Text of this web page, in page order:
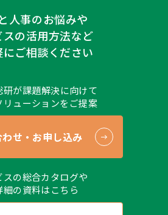
人事のお悩みや
スの活用方法など
にご相談ください
研が課題解決に向けて
リューションをご提案
せ・お申し込み
スの総合カタログや
細の資料はこちら